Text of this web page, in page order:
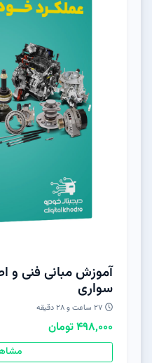
آموزش مبانی فنی و
سواری
۲۷ ساعت و ۲۸ دقیقه
498,000 تومان